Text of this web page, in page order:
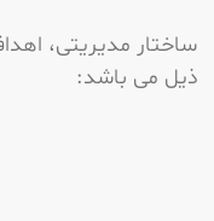
ساختار مدیریتی،
ذیل می باشد: